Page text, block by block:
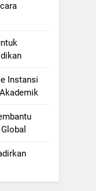
Instansi